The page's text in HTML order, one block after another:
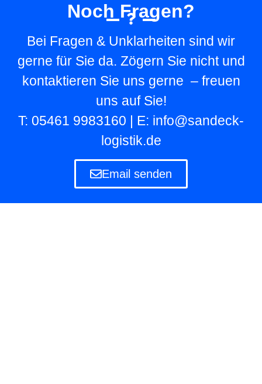
Noch Fragen?
Bei Fragen & Unklarheiten sind wir
gerne für Sie da. Zögern Sie nicht und
kontaktieren Sie uns gerne – freuen
uns auf Sie!
T: 05461 9983160 | E: info@sandeck-
logistik.de
Email senden